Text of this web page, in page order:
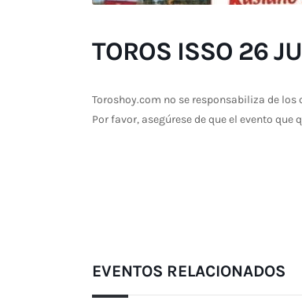
TOROS ISSO 26
Toroshoy.com no se responsabiliza de
Por favor, asegúrese de que el evento que
EVENTOS RELACIONADOS